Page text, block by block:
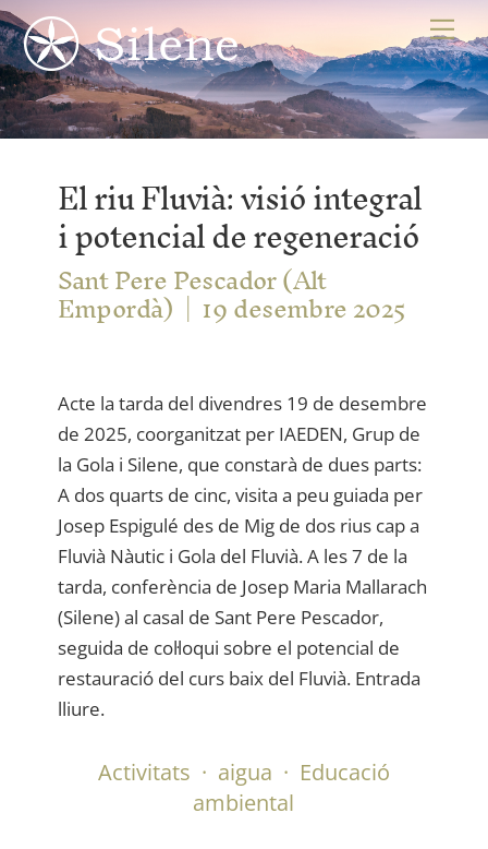
Skip
to
content
El riu Fluvià: visió integral
i potencial de regeneració
Sant Pere Pescador (Alt
Empordà) 19 desembre 2025
Acte la tarda del divendres 19 de desembre
de 2025, coorganitzat per IAEDEN, Grup de
la Gola i Silene, que constarà de dues parts:
A dos quarts de cinc, visita a peu guiada per
Josep Espigulé des de Mig de dos rius cap a
Fluvià Nàutic i Gola del Fluvià. A les 7 de la
tarda, conferència de Josep Maria Mallarach
(Silene) al casal de Sant Pere Pescador,
seguida de col·loqui sobre el potencial de
restauració del curs baix del Fluvià. Entrada
lliure.
Activitats · aigua · Educació
ambiental